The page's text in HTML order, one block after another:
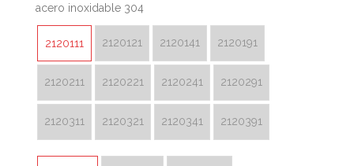
acero inoxidable 304
2120111
2120121 2120141 2120191
2120211 2120221 2120241 2120291
2120311 2120321 2120341 2120391